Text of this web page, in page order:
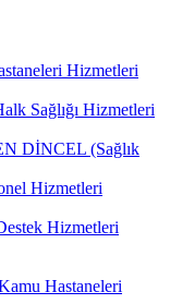
Hizmetleri
Sağlığı Hizmetleri
DİNCEL (Sağlık
Hizmetleri
Hizmetleri
Hastaneleri